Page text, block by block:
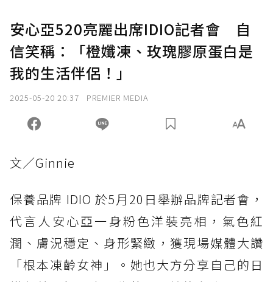
安心亞520亮麗出席IDIO記者會 自
信笑稱：「橙孅凍、玫瑰膠原蛋白是
我的生活伴侶！」
2025-05-20 20:37 PREMIER MEDIA
文／Ginnie
保養品牌 IDIO 於5月20日舉辦品牌記者會，
代言人安心亞一身粉色洋裝亮相，氣色紅
潤、膚況穩定、身形緊緻，獲現場媒體大讚
「根本凍齡女神」。她也大方分享自己的日